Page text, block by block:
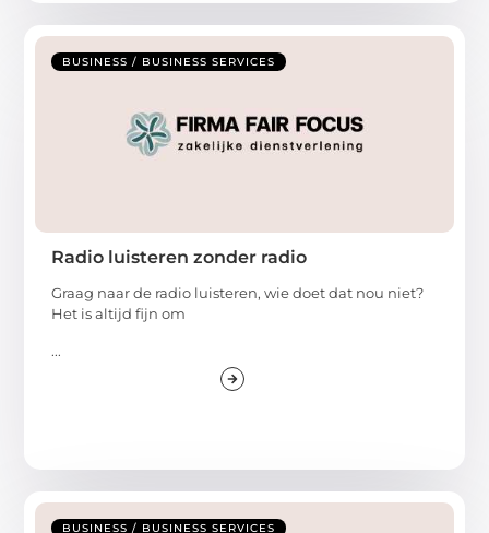
BUSINESS / BUSINESS SERVICES
Radio luisteren zonder radio
Graag naar de radio luisteren, wie doet dat nou niet?
Het is altijd fijn om
...
BUSINESS / BUSINESS SERVICES